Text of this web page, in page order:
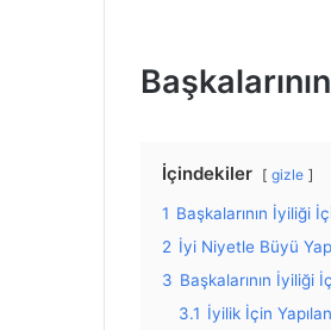
İçindekiler gizle
1 Başkalarının İyiliği
2 İyi Niyetle Büyü
3 Başkalarının İyiliği
3.1 İyilik İçin